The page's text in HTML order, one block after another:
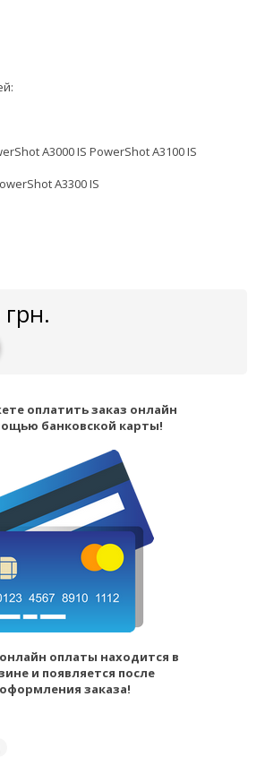
A3000 IS PowerShot A3100 IS
A3300 IS
грн.
оплатить заказ онлайн
банковской карты!
оплаты находится в
и появляется после
оформления заказа!